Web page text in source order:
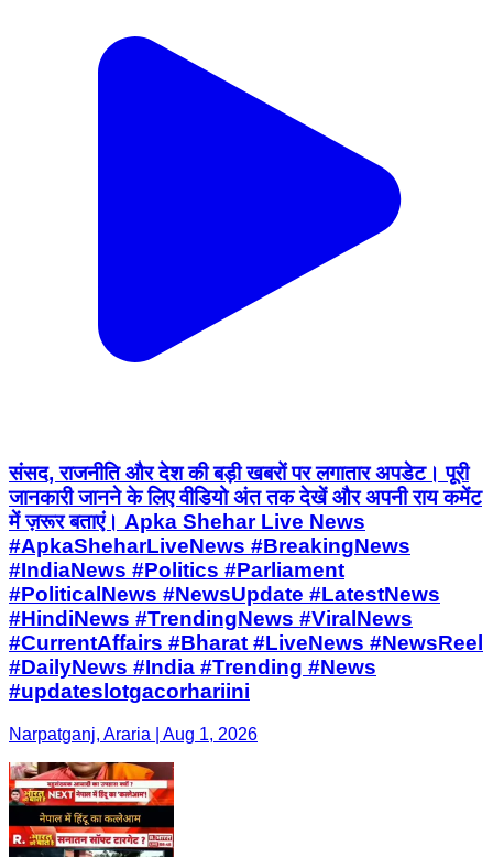
संसद, राजनीति और देश की बड़ी खबरों पर लगातार अपडेट। पूरी
जानकारी जानने के लिए वीडियो अंत तक देखें और अपनी राय कमेंट
में ज़रूर बताएं। Apka Shehar Live News
#ApkaSheharLiveNews #BreakingNews
#IndiaNews #Politics #Parliament
#PoliticalNews #NewsUpdate #LatestNews
#HindiNews #TrendingNews #ViralNews
#CurrentAffairs #Bharat #LiveNews #NewsReel
#DailyNews #India #Trending #News
#updateslotgacorhariini
Narpatganj, Araria | Aug 1, 2026